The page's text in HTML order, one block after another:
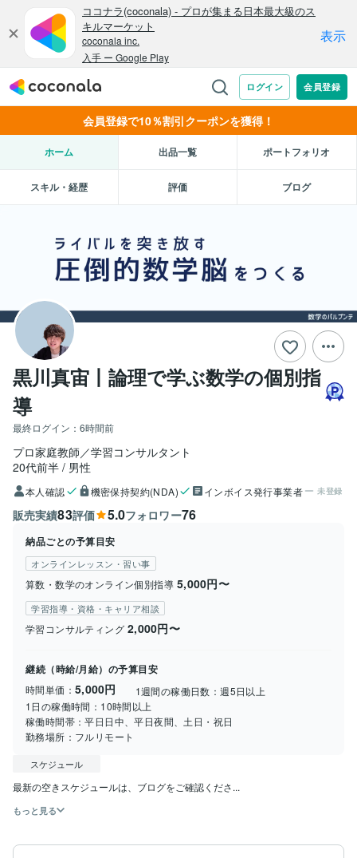
会員登録で10％割引クーポンを獲得！
ホーム 出品一覧 ポートフォリオ
スキル・経歴 評価 ブログ
黒川真宙丨論理で学ぶ数学の個別指
導
最終ログイン： 6時間前
プロ家庭教師／学習コンサルタント
20代前半
男性
本人確認 機密保持契約(NDA) インボイス発行事業者 未登録
販売実績83評価 5.0フォロワー76
納品ごとの予算目安
オンラインレッスン・習い事
算数・数学のオンライン個別指導 5,000円〜
学習指導・資格・キャリア相談
学習コンサルティング 2,000円〜
継続（時給/月給）の予算目安
時間単価： 5,000円 1週間の稼働日数：週5日以上
1日の稼働時間： 10時間以上
稼働時間帯：平日日中、平日夜間、土日・祝日
勤務場所： フルリモート
スケジュール
最新の空きスケジュールは、ブログをご確認くださ...
もっと見る